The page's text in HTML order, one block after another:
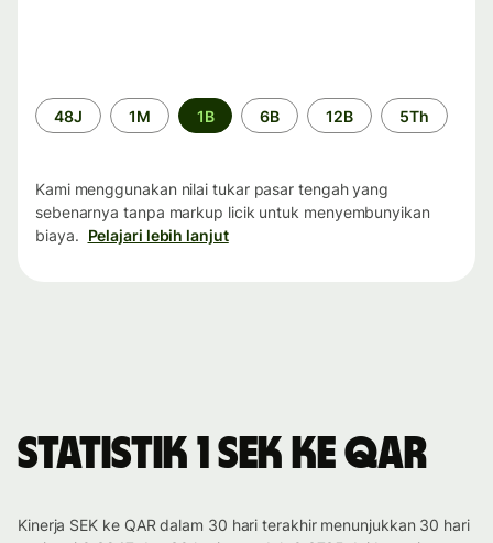
Periode
waktu
48J 1M 1B 6B 12B 5Th
Kami menggunakan nilai tukar pasar tengah yang
sebenarnya tanpa markup licik untuk menyembunyikan
biaya. Pelajari lebih lanjut
Statistik 1 SEK ke QAR
Kinerja SEK ke QAR dalam 30 hari terakhir menunjukkan 30 hari